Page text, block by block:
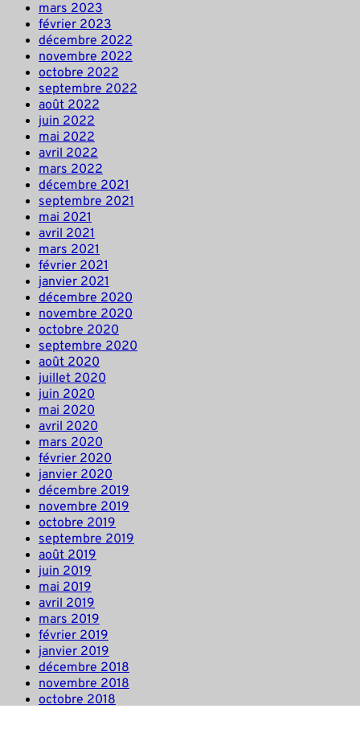
mars 2023
février 2023
décembre 2022
novembre 2022
octobre 2022
septembre 2022
août 2022
juin 2022
mai 2022
avril 2022
mars 2022
décembre 2021
septembre 2021
mai 2021
avril 2021
mars 2021
février 2021
janvier 2021
décembre 2020
novembre 2020
octobre 2020
septembre 2020
août 2020
juillet 2020
juin 2020
mai 2020
avril 2020
mars 2020
février 2020
janvier 2020
décembre 2019
novembre 2019
octobre 2019
septembre 2019
août 2019
juin 2019
mai 2019
avril 2019
mars 2019
février 2019
janvier 2019
décembre 2018
novembre 2018
octobre 2018